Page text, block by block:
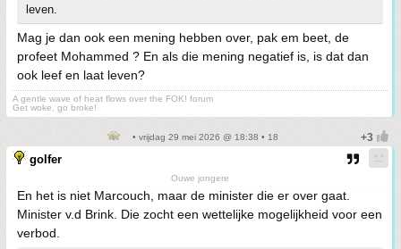
leven.
Mag je dan ook een mening hebben over, pak em beet, de
profeet Mohammed ? En als die mening negatief is, is dat dan
ook leef en laat leven?
A gentle wave of heat flows over the FOK! forum
Get woke, go broke!
• vrijdag 29 mei 2026 @ 18:38 • 18
golfer
Ouwe jongere
En het is niet Marcouch, maar de minister die er over gaat.
Minister v.d Brink. Die zocht een wettelijke mogelijkheid voor een
verbod.